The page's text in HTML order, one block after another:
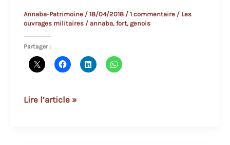
Annaba-Patrimoine / 18/04/2018 / 1 commentaire / Les
ouvrages militaires/ annaba, fort, genois
Partager :
Le
Lire l’article »